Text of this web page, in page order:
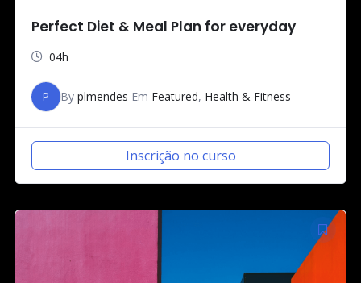
Perfect Diet & Meal Plan for everyday
04h
P By plmendes Em Featured, Health & Fitness
Inscrição no curso